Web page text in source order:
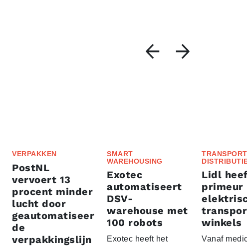
VERPAKKEN
PostNL
vervoert 13
procent minder
lucht door
geautomatiseer
de
verpakkingslijn
SMART
WAREHOUSING
Exotec
automatiseert
DSV-
warehouse met
100 robots
Exotec heeft het
Lidl
primeur
winkels
Vanaf